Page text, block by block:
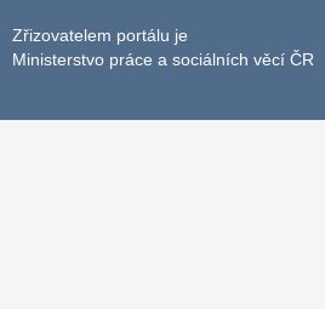
Zřizovatelem portálu je
Ministerstvo práce a sociálních věcí ČR